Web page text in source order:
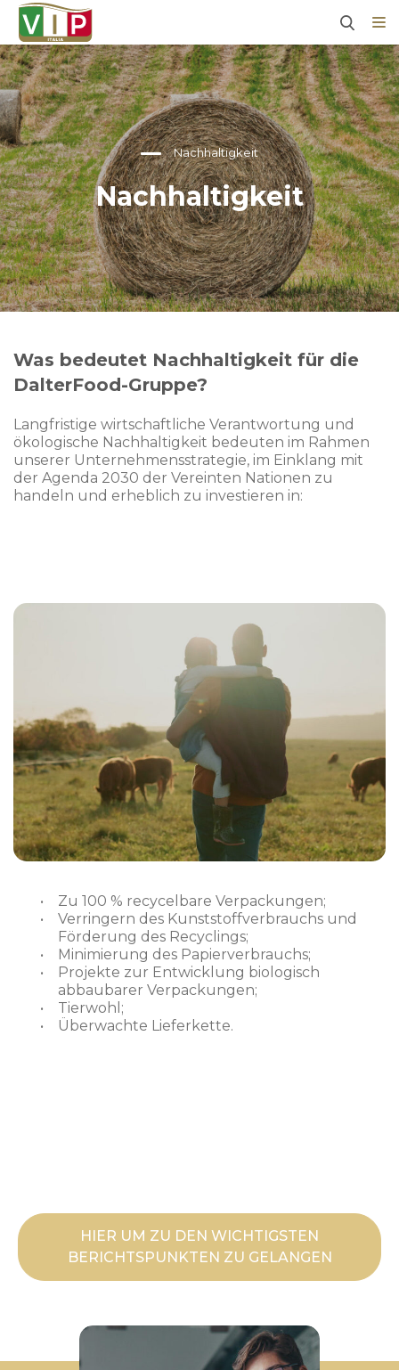
Nachhaltigkeit
Nachhaltigkeit
Was bedeutet Nachhaltigkeit für die
DalterFood-Gruppe?
Langfristige wirtschaftliche Verantwortung und
ökologische Nachhaltigkeit bedeuten im Rahmen
unserer Unternehmensstrategie, im Einklang mit
der Agenda 2030 der Vereinten Nationen zu
handeln und erheblich zu investieren in:
Zu 100 % recycelbare Verpackungen;
Verringern des Kunststoffverbrauchs und
Förderung des Recyclings;
Minimierung des Papierverbrauchs;
Projekte zur Entwicklung biologisch
abbaubarer Verpackungen;
Tierwohl;
Überwachte Lieferkette.
HIER UM ZU DEN WICHTIGSTEN
BERICHTSPUNKTEN ZU GELANGEN